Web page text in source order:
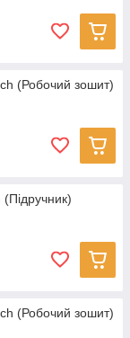
(Робочий зошит)
(Робочий зошит)